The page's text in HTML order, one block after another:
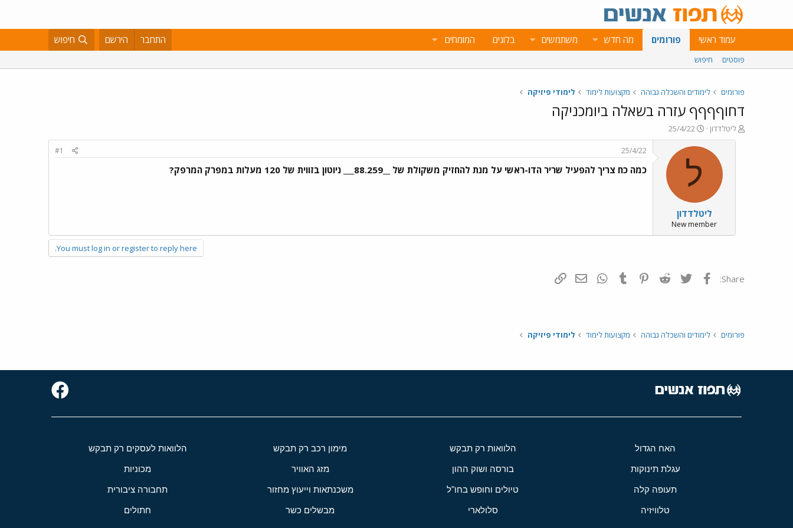
עמוד ראשי פורומים מה חדש משתמשים בלוגים המומחים התחבר הירשם חיפוש
פוסטים חיפוש
פורומים לימודים והשכלה גבוהה מקצועות לימוד לימודי פיזיקה
דחוףףףף עזרה בשאלה ביומכניקה
פ
ו
ליטלדדון
פ
ו
ר
ם
ב
א
ר
י
ך
25/4/22
ל
ליטלדדון
New member
25/4/22
#1
כמה כח צריך להפעיל שריר הדו-ראשי על מנת להחזיק משקולת של __88.259___ ניוטון בזווית של 120 מעלות במפרק המרפק?
You must log in or register to reply here.
Share: פייסבוק Twitter
Reddit
Pinterest
Tumblr
WhatsAppדואר אלקטרוני
פורומים לימודים והשכלה גבוהה מקצועות לימוד לימודי פיזיקה
האח הגדול הלוואות רק תבקש מימון רכב רק תבקש הלוואות לעסקים רק תבקש
עגלת תינוקות בורסה ושוק ההון מזג האוויר מכוניות
תעופה קלה טיולים וחופש בחו"ל משכנתאות וייעוץ מחזור תחבורה ציבורית
טלוויזיה סלולארי מבשלים כשר חתולים